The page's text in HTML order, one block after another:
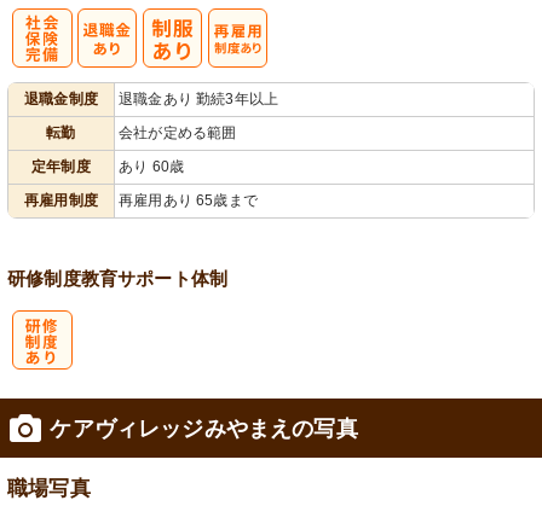
退職金制度
退職金あり 勤続3年以上
転勤
会社が定める範囲
定年制度
あり 60歳
再雇用制度
再雇用あり 65歳まで
研修制度教育サポート体制
ケアヴィレッジみやまえの写真
職場写真